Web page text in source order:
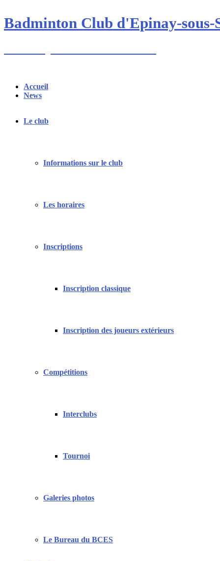
to
content
Badminton Club d'Epinay-sous-
Accueil
News
Le club
Informations sur le club
Les horaires
Inscriptions
Inscription classique
Inscription des joueurs extérieurs
Compétitions
Interclubs
Tournoi
Galeries photos
Le Bureau du BCES